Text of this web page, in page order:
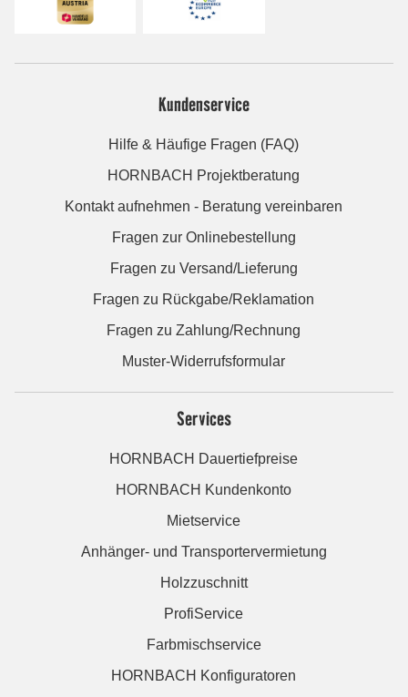
Kundenservice
Hilfe & Häufige Fragen (FAQ)
HORNBACH Projektberatung
Kontakt aufnehmen - Beratung vereinbaren
Fragen zur Onlinebestellung
Fragen zu Versand/Lieferung
Fragen zu Rückgabe/Reklamation
Fragen zu Zahlung/Rechnung
Muster-Widerrufsformular
Services
HORNBACH Dauertiefpreise
HORNBACH Kundenkonto
Mietservice
Anhänger- und Transportervermietung
Holzzuschnitt
ProfiService
Farbmischservice
HORNBACH Konfiguratoren